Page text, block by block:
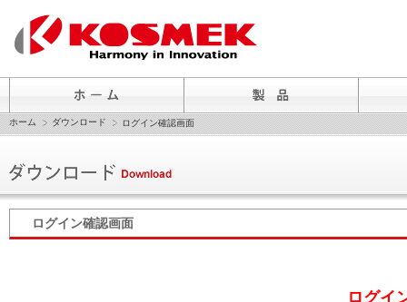
ホーム ダウンロード ログイン確認画面
ログイン確認画面
ログイ